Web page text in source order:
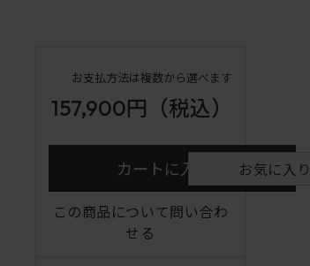
お支払方法は複数から選べます
157,900円 （税込）
カートに入れる お気に入
この商品について問い合わ
せる